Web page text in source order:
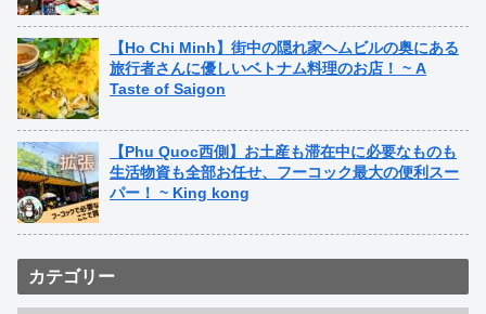
【Ho Chi Minh】街中の隠れ家ヘムビルの奥にある
旅行者さんに優しいベトナム料理のお店！ ~ A
Taste of Saigon
【Phu Quoc西側】お土産も滞在中に必要なものも
生活物資も全部お任せ、フーコック最大の便利スー
パー！ ~ King kong
カテゴリー